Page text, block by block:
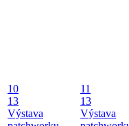
10
13
Výstava
11
13
Výstava